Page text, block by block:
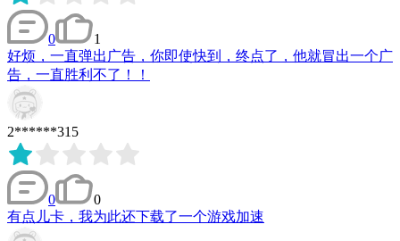
0
1
好烦，一直弹出广告，你即使快到，终点了，他就冒出一个广
告，一直胜利不了！！
2******315
0
0
有点儿卡，我为此还下载了一个游戏加速